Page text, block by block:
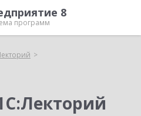
8
программ